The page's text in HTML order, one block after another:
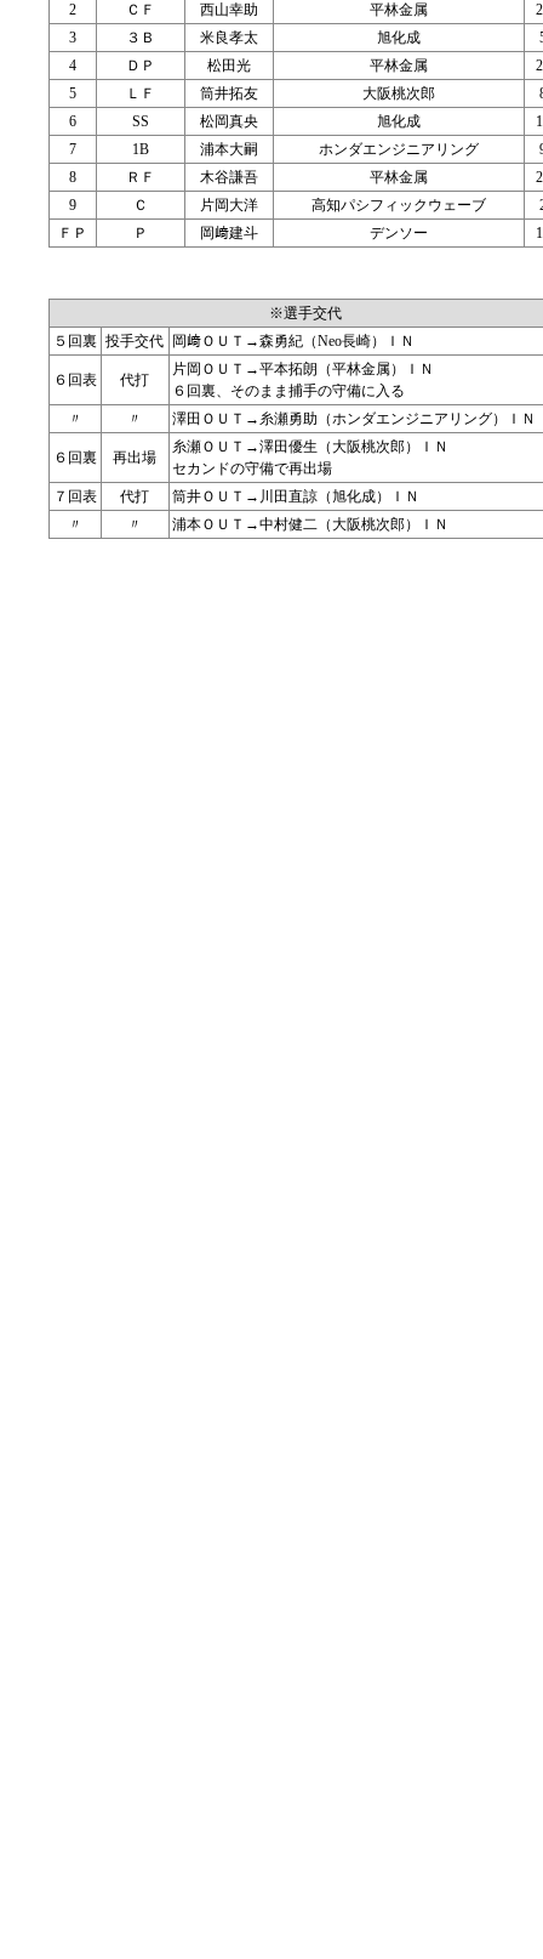
2
ＣＦ 西山幸助 平林金属
3
３Ｂ 米良孝太 旭化成
4
ＤＰ 松田光 平林金属
5
ＬＦ 筒井拓友 大阪桃次郎
6
SS 松岡真央 旭化成
7
1B 浦本大嗣 ホンダエンジニアリング
8
ＲＦ 木谷謙吾 平林金属
9
Ｃ 片岡大洋 高知パシフィックウェーブ
ＦＰ
Ｐ 岡﨑建斗 デンソー
※選手交代
５回裏 投手交代 岡﨑ＯＵＴ→森勇紀（Neo長崎）ＩＮ
６回表 代打
片岡ＯＵＴ→平本拓朗（平林金属）ＩＮ
６回裏、そのまま捕手の守備に入る
〃
〃 澤田ＯＵＴ→糸瀬勇助（ホンダエンジニアリング）ＩＮ
６回裏 再出場
糸瀬ＯＵＴ→澤田優生（大阪桃次郎）ＩＮ
セカンドの守備で再出場
７回表
代打
筒井ＯＵＴ→川田直諒（旭化成）ＩＮ
〃
〃 浦本ＯＵＴ→中村健二（大阪桃次郎）ＩＮ